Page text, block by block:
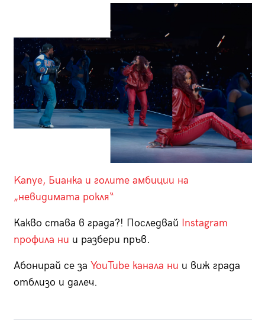
Kanye, Бианка и голите амбиции на
„невидимата рокля“
Какво става в града?! Последвай Instagram
профила ни и разбери пръв.
Абонирай се за YouTube канала ни и виж града
отблизо и далеч.